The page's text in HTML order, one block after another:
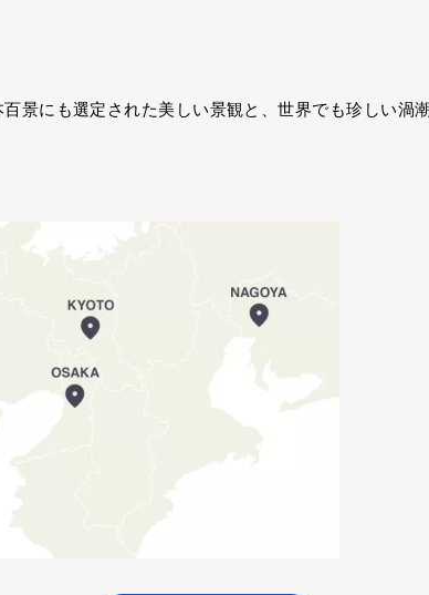
景にも選定された美しい景観と、世界でも珍しい渦